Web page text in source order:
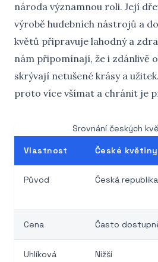
národa významnou roli. Její
výrobě hudebních nástrojů a
květů připravuje lahodný a
nám připomínají, že i zdánlivě
skrývají netušené krásy a
proto více všímat a chránit je
Srovnání českých
Vlastnost České květiny
Původ Česká republika
Cena Často
Uhlíková Nižší